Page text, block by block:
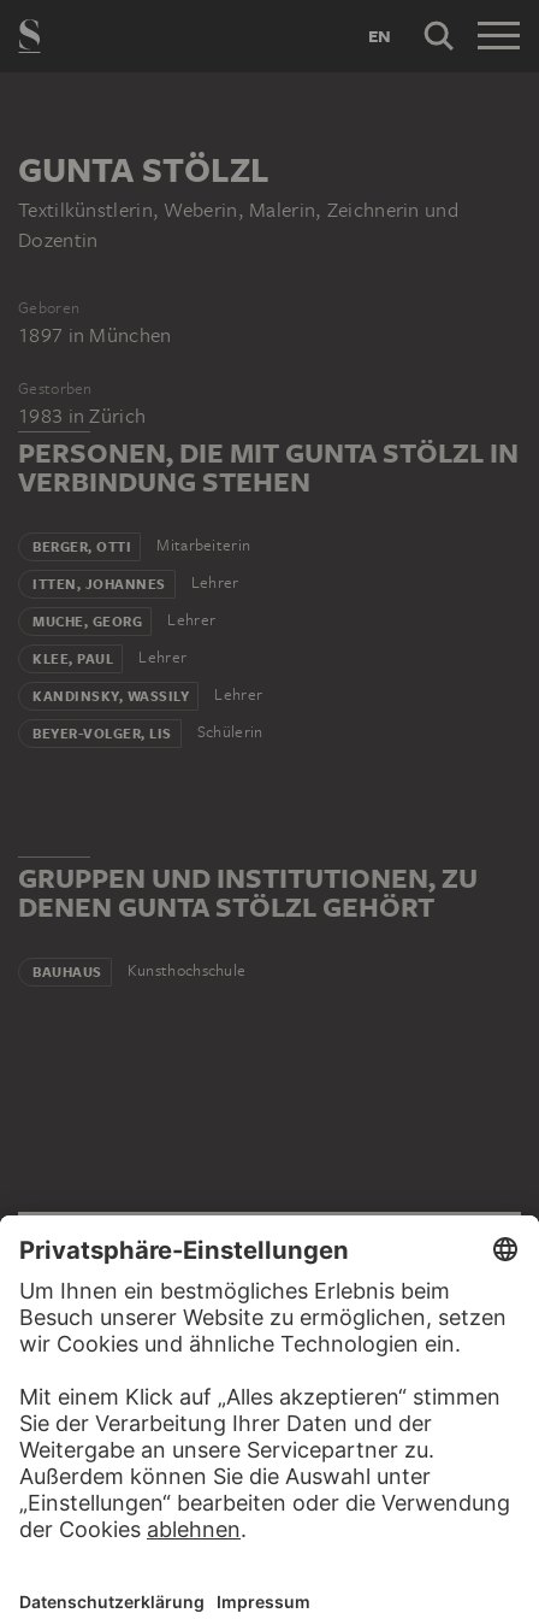
EN
GUNTA STÖLZL
Textilkünstlerin, Weberin, Malerin, Zeichnerin und
Dozentin
Geboren
1897 in München
Gestorben
1983 inZürich
PERSONEN, DIE MIT GUNTA STÖLZL IN
VERBINDUNG STEHEN
BERGER, OTTI Mitarbeiterin
ITTEN, JOHANNES Lehrer
MUCHE, GEORG Lehrer
KLEE, PAUL Lehrer
KANDINSKY, WASSILY Lehrer
BEYER-VOLGER, LIS Schülerin
GRUPPEN UND INSTITUTIONEN, ZU
DENEN GUNTA STÖLZL GEHÖRT
BAUHAUS Kunsthochschule
Impressum
Datenschutz
Copyright © 2026 Städel Museum
All rights reserved.
DIGITALE SAMMLUNG
Startseite
Werke
Künstler
Alben
SOCIAL MEDIA